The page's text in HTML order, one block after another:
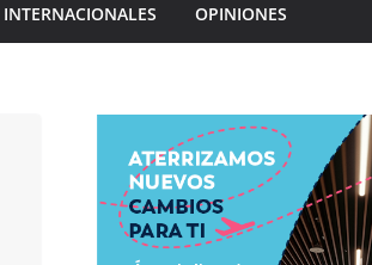
INTERNACIONALES OPINIONES